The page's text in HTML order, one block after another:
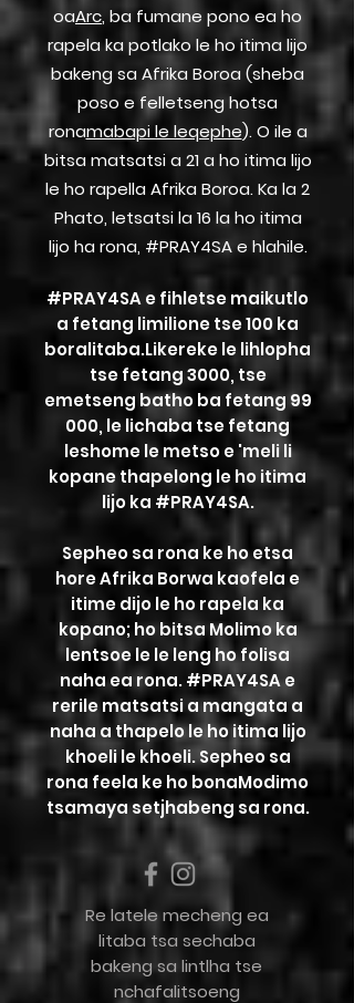
oaArc, ba fumane pono ea ho
rapela ka potlako le ho itima lijo
bakeng sa Afrika Boroa (sheba
poso e felletseng hotsa
ronamabapi le leqephe). O ile a
bitsa matsatsi a 21 a ho itima lijo
le ho rapella Afrika Boroa. Ka la 2
Phato, letsatsi la 16 la ho itima
lijo ha rona, #PRAY4SA e hlahile.
#PRAY4SA e fihletse maikutlo
a fetang limilione tse 100 ka
boralitaba.Likereke le lihlopha
tse fetang 3000, tse
emetseng batho ba fetang 99
000, le lichaba tse fetang
leshome le metso e 'meli li
kopane thapelong le ho itima
lijo ka #PRAY4SA.
Sepheo sa rona ke ho etsa
hore Afrika Borwa kaofela e
itime dijo le ho rapela ka
kopano; ho bitsa Molimo ka
lentsoe le le leng ho folisa
naha ea rona.#PRAY4SA e
rerile matsatsi a mangata a
naha a thapelo le ho itima lijo
khoeli le khoeli. Sepheo sa
rona feela ke ho bonaModimo
tsamaya setjhabeng sa rona.
Re latele mecheng ea
litaba tsa sechaba
bakeng sa lintlha tse
nchafalitsoeng